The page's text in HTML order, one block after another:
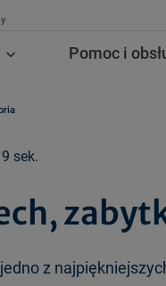
Pomoc i
sek.
z